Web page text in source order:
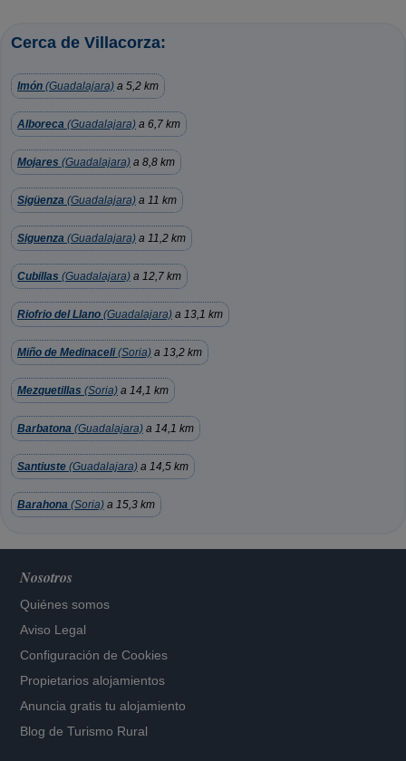
Cerca de Villacorza:
Imón (Guadalajara) a 5,2 km
Alboreca (Guadalajara) a 6,7 km
Mojares (Guadalajara) a 8,8 km
Sigüenza (Guadalajara) a 11 km
Siguenza (Guadalajara) a 11,2 km
Cubillas (Guadalajara) a 12,7 km
Riofrio del Llano (Guadalajara) a 13,1 km
Miño de Medinaceli(Soria) a 13,2 km
Mezquetillas (Soria) a 14,1 km
Barbatona (Guadalajara) a 14,1 km
Santiuste (Guadalajara) a 14,5 km
Barahona (Soria) a 15,3 km
Nosotros
Quiénes somos
Aviso Legal
Configuración de Cookies
Propietarios alojamientos
Anuncia gratis tu alojamiento
Blog de Turismo Rural